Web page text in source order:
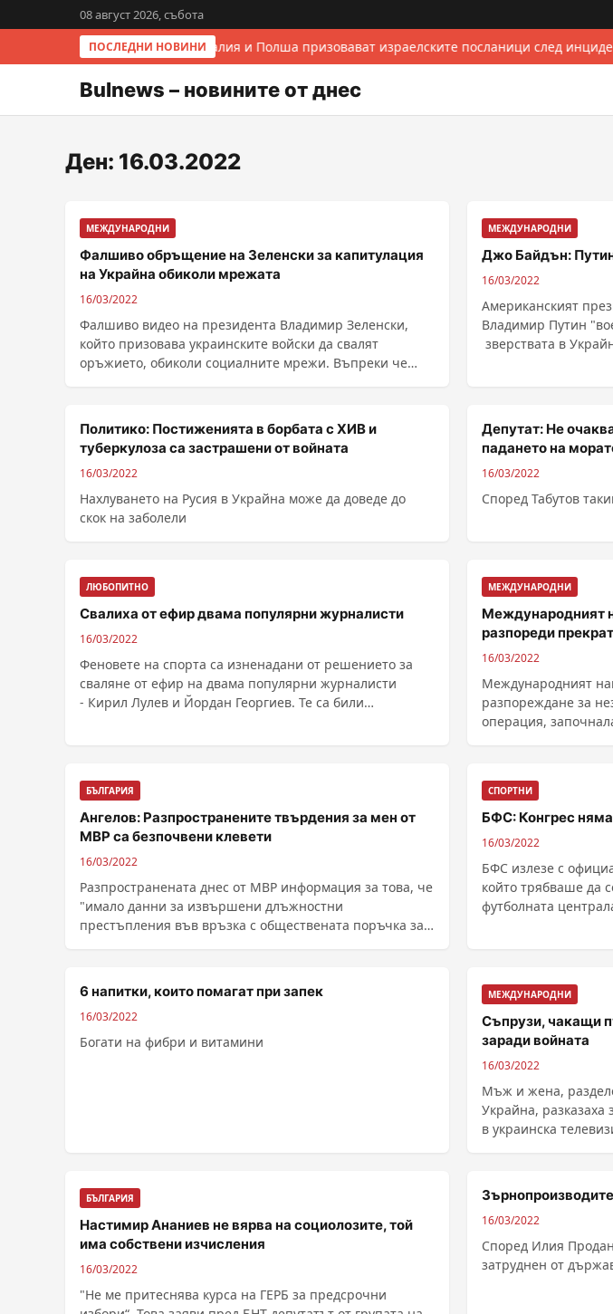
08 август 2026, събота
ПОСЛЕДНИ НОВИНИИталия и Полша призовават израелските посланици след
Bulnews – новините от днес
Ден: 16.03.2022
МЕЖДУНАРОДНИ
Фалшиво обръщение на Зеленски за капитулация
на Украйна обиколи мрежата
16/03/2022
Фалшиво видео на президента Владимир Зеленски,
който призовава украинските войски да свалят
оръжието, обиколи социалните мрежи. Въпреки че
МЕЖДУНАРОДНИ
Джо Байдън:
16/03/2022
Американският
Владимир Путин
зверствата в
Политико: Постиженията в борбата с ХИВ и
туберкулоза са застрашени от войната
16/03/2022
Нахлуването на Русия в Украйна може да доведе до
скок на заболели
Депутат: Не
падането на
16/03/2022
Според Табутов
ЛЮБОПИТНО
Свалиха от ефир двама популярни журналисти
16/03/2022
Феновете на спорта са изненадани от решението за
сваляне от ефир на двама популярни журналисти
- Кирил Лулев и Йордан Георгиев. Те са били
МЕЖДУНАРОДНИ
Международният
разпореди
16/03/2022
Международният
разпореждане за
операция,
БЪЛГАРИЯ
Ангелов: Разпространените твърдения за мен от
МВР са безпочвени клевети
16/03/2022
Разпространената днес от МВР информация за това, че
"имало данни за извършени длъжностни
престъпления във връзка с обществената поръчка за
СПОРТНИ
БФС: Конгрес
16/03/2022
БФС излезе с
който трябваше да
футболната
6 напитки, които помагат при запек
16/03/2022
Богати на фибри и витамини
МЕЖДУНАРОДНИ
Съпрузи, чакащи
заради войната
16/03/2022
Мъж и жена,
Украйна, разказаха за
в украинска
БЪЛГАРИЯ
Настимир Ананиев не вярва на социолозите, той
има собствени изчисления
16/03/2022
"Не ме притеснява курса на ГЕРБ за предсрочни
16/03/2022
Според Илия
затруднен от